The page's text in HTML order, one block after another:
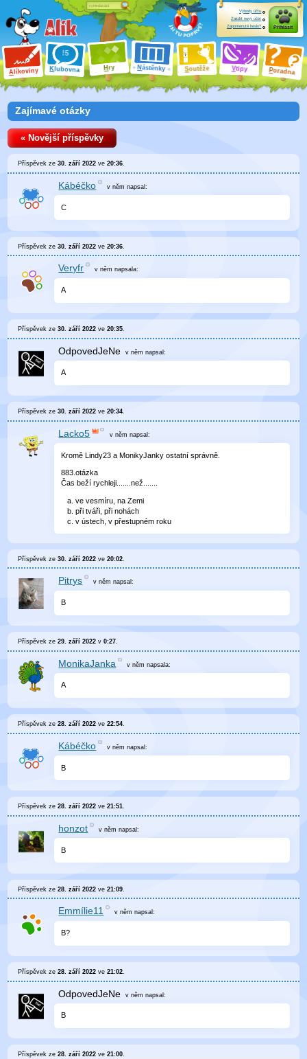
Alíkoviny Klubovna Hry Nástěnky Soutěže Vtipy Poradna
Výhody účtu
Založit nový účet
Zapomenuté heslo?
Přihlásit
Zajímavé otázky
« Novější příspěvky
Příspěvek ze30. září 2022 ve20:36.
Kábéčko v němnapsal:
C
Příspěvek ze30. září 2022 ve20:36
Veryfr v němnapsala:
A
Příspěvek ze30. září 2022 ve20:35
OdpovedJeNe v něm napsal:
A
Příspěvek ze30. září 2022 ve20:34.
Lacko5 v něm napsal:
Kromě Lindy23 a MonikyJanky ostatní správně.
883.otázka
Čas beží rychleji.......než.......
ve vesmíru, na Zemi
při tváři, při nohách
v ústech, v přestupném roku
Příspěvek ze30. září 2022 ve20:02
Pitrys v němnapsal:
B
Příspěvek ze29. září 2022 v0:27
MonikaJanka v němnapsala:
A
Příspěvek ze28. září 2022 ve22:54.
Kábéčko v němnapsal:
B
Příspěvek ze28. září 2022 ve21:51.
honzot v němnapsal:
B
Příspěvek ze28. září 2022 ve21:09
Emmílie11 v němnapsal:
B?
Příspěvek ze28. září 2022 ve21:02
OdpovedJeNe v něm napsal:
B
Příspěvek ze28. září 2022 ve21:00.